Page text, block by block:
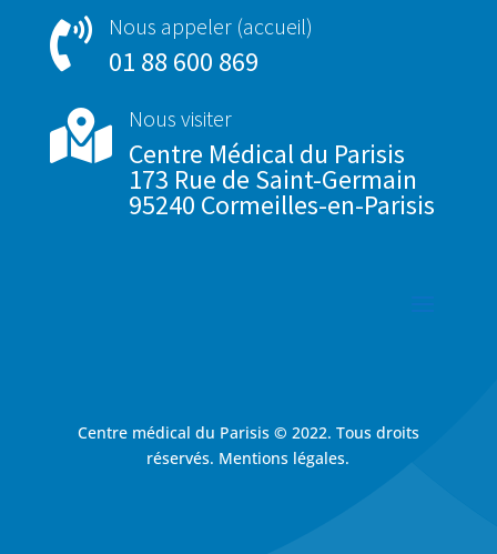
 Nous appeler (accueil)
01 88 600 869
 Nous visiter
Centre Médical du Parisis
173 Rue de Saint-Germain
95240 Cormeilles-en-Parisis
Centre médical du Parisis © 2022. Tous droits
réservés. Mentions légales.